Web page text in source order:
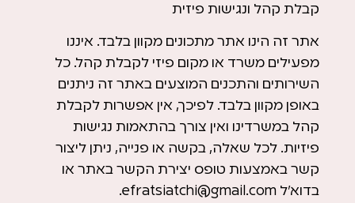
קבלת קהל ונגישות פיזית
אתר זה הינו אתר מתכונים מקוון בלבד. איננו
מפעילים משרד או מקום פיזי לקבלת קהל. כל
השירותים והתכנים המוצעים באתר זה ניתנים
באופן מקוון בלבד. לפיכך, אין אפשרות לקבלת
קהל במשרדינו ואין צורך בהתאמות נגישות
פיזיות. לכל שאלה, בקשה או פנייה, ניתן ליצור
קשר באמצעות טופס יצירת הקשר באתר או
בדוא״ל efratsiatchi@gmail.com
.